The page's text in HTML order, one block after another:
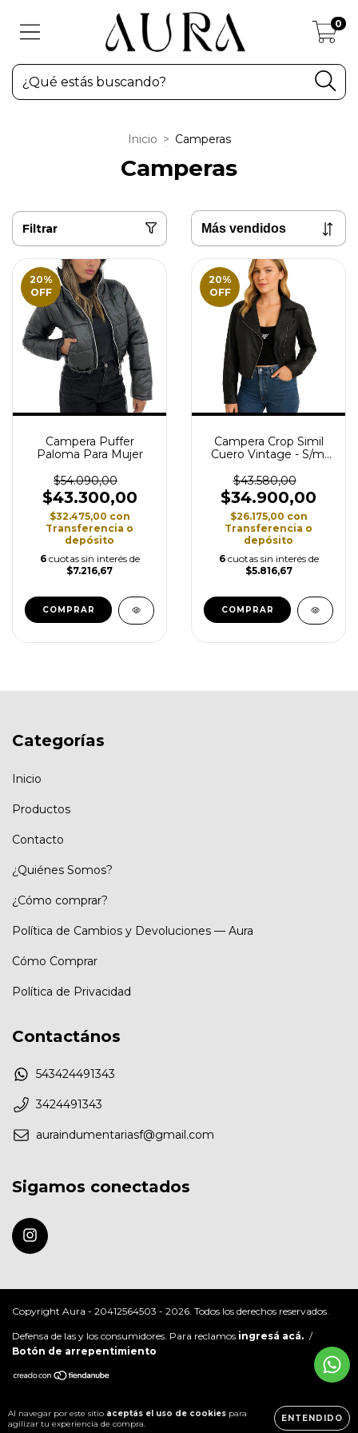
0
Al navegar por este sitio aceptás el uso de cookies para
agilizar tu experiencia de compra.
ENTENDIDO
Inicio > Camperas
Camperas
Filtrar
20%
OFF
Campera Puffer
Paloma Para Mujer
$54.090,00
$43.300,00
$32.475,00 con
Transferencia o
depósito
6 cuotas sin interés de
$7.216,67
COMPRAR
20%
OFF
Campera Crop Simil
Cuero Vintage - S/m,
$43.580,00
$34.900,00
$26.175,00 con
Transferencia o
depósito
6 cuotas sin interés de
$5.816,67
COMPRAR
Categorías
Inicio
Productos
Contacto
¿Quiénes Somos?
¿Cómo comprar?
Política de Cambios y Devoluciones — Aura
Cómo Comprar
Política de Privacidad
Contactános
543424491343
3424491343
auraindumentariasf@gmail.com
Sigamos conectados
Copyright Aura - 20412564503 - 2026. Todos los derechos reservados.
Defensa de las y los consumidores. Para reclamos ingresá acá. /
Botón de arrepentimiento